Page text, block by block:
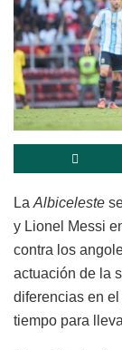
LaAlbiceleste
y Lionel Messi
contra los
actuación de la
diferencias en
tiempo para